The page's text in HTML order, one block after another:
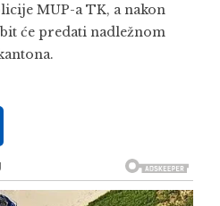
MUP-a TK, a nakon
će predati nadležnom